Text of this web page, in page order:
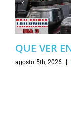
QUE VER
agosto 5th, 2026